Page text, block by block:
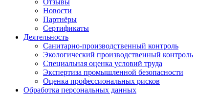
Новости
Партнёры
Сертификаты
Деятельность
Санитарно-производственный контроль
Экологический производственный контроль
Специальная оценка условий труда
Экспертиза промышленной безопасности
Оценка профессиональных рисков
Обработка персональных данных